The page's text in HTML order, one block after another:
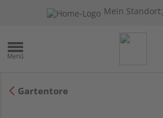
Mein Standort:
Gartentore